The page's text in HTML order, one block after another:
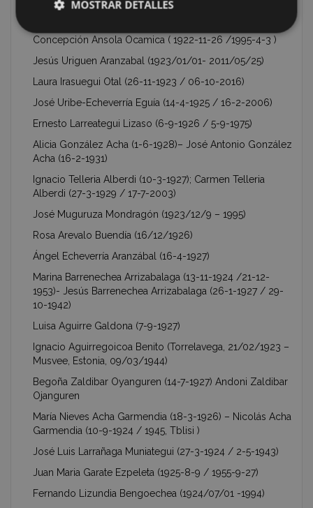
Concepción Ansola Ocamica ( 1922-11-26 /1995-4-3 )
Jesús Uriguen Aranzabal (1923/01/01- 2011/05/25)
Laura Irasuegui Otal (26-11-1923 / 06-10-2016)
José Uribe-Echeverría Eguía (14-4-1925 / 16-2-2006)
Ernesto Larreategui Lizaso (6-9-1926 / 5-9-1975)
Alicia González Acha (1-6-1928)– José Antonio González
Acha (16-2-1931)
Ignacio Telleria Alberdi (10-3-1927); Carmen Telleria
Alberdi (27-3-1929 / 17-7-2003)
José Muguruza Mondragón (1923/12/9 – 1995)
Rosa Arevalo Buendía (16/12/1926)
Ángel Echeverría Aranzábal (16-4-1927)
Marina Barrenechea Arrizabalaga (13-11-1924 /21-12-
1953)- Jesús Barrenechea Arrizabalaga (26-1-1927 / 29-
10-1942)
Luisa Aguirre Galdona (7-9-1927)
Ignacio Aguirregoicoa Benito (Torrelavega, 21/02/1923 –
Musvee, Estonia, 09/03/1944)
Begoña Zaldibar Oyanguren (14-7-1927) Andoni Zaldibar
Ojanguren
María Nieves Acha Garmendia (18-3-1926) – Nicolás Acha
Garmendia (10-9-1924 / 1945, Tblisi )
José Luis Larrañaga Muniategui (27-3-1924 / 2-5-1943)
Juan Maria Garate Ezpeleta (1925-8-9 / 1955-9-27)
Fernando Lizundia Bengoechea (1924/07/01 -1994)
MOSTRAR DETALLES